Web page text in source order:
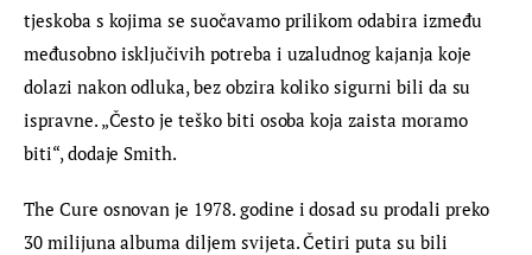
tjeskoba s kojima se suočavamo prilikom odabira između
međusobno isključivih potreba i uzaludnog kajanja koje
dolazi nakon odluka, bez obzira koliko sigurni bili da su
ispravne. „Često je teško biti osoba koja zaista moramo
biti“, dodaje Smith.
The Cure osnovan je 1978. godine i dosad su prodali preko
30 milijuna albuma diljem svijeta. Četiri puta su bili